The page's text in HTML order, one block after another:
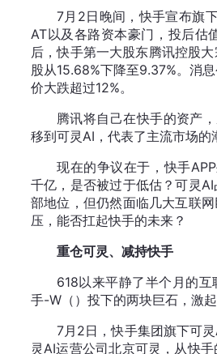
7月2日晚间，快手宣布旗
AT以及各路资本豪门，投后估
后，快手第一大股东腾讯控股
股从15.68%下降至9.37%。消
价大跌超过12%。
腾讯将自己在快手的资产
移到可灵AI，代表了主流市场的
现在的争议在于，快手
千亿，是否被过于低估？可灵
部地位，但仍然面临几大互联
压，能否扛起快手的未来？
重仓可灵、减持快手
618以来平静了半个月的
手-W（）投下的两块巨石，激起
7月2日，快手集团旗下可
灵AI运营公司北京可灵，从快